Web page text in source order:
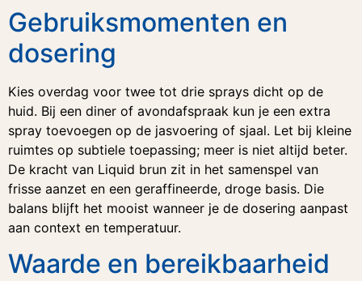
Gebruiksmomenten en
dosering
Kies overdag voor twee tot drie sprays dicht op de
huid. Bij een diner of avondafspraak kun je een extra
spray toevoegen op de jasvoering of sjaal. Let bij kleine
ruimtes op subtiele toepassing; meer is niet altijd beter.
De kracht van Liquid brun zit in het samenspel van
frisse aanzet en een geraffineerde, droge basis. Die
balans blijft het mooist wanneer je de dosering aanpast
aan context en temperatuur.
Waarde en bereikbaarheid